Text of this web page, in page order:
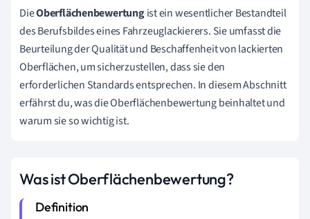
DieOberflächenbewertungist ein wesentlicher Bestandteil
des Berufsbildes eines Fahrzeuglackierers. Sie umfasst die
Beurteilung der Qualität und Beschaffenheit von lackierten
Oberflächen, um sicherzustellen, dass sie den
erforderlichen Standards entsprechen. In diesem Abschnitt
erfährst du, was die Oberflächenbewertung beinhaltet und
warum sie so wichtig ist.
Was ist Oberflächenbewertung?